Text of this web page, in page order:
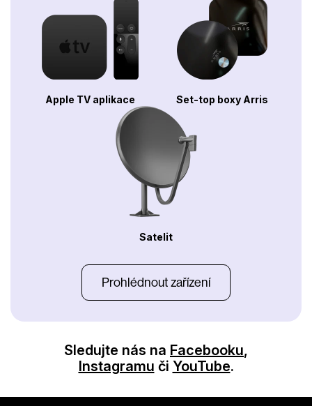
Apple TV aplikace Set-top boxy Arris
Satelit
Prohlédnout zařízení
Sledujte nás na Facebooku,
Instagramu či YouTube.